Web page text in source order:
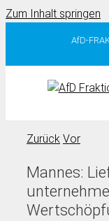
Zum Inhalt springen
AfD-
Zurück Vor
Mannes: